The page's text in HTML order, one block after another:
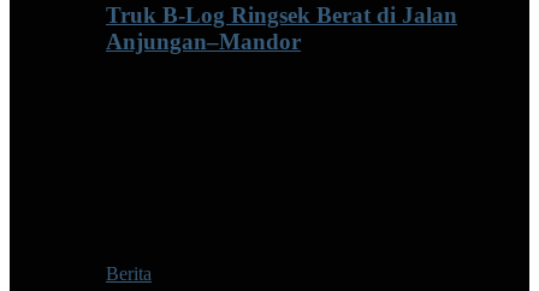
Truk B-Log Ringsek Berat di Jalan
Anjungan–Mandor
Berita